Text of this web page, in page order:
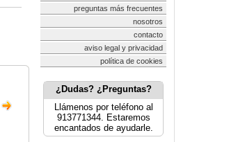
preguntas más frecuentes
nosotros
contacto
aviso legal y privacidad
política de cookies
¿Dudas? ¿Preguntas?
Llámenos por teléfono al
913771344. Estaremos
encantados de ayudarle.